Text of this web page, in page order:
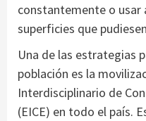
constantemente o usar
superficies que
Una de las estrategias
población es la
Interdisciplinario de
(EICE) en todo el país.